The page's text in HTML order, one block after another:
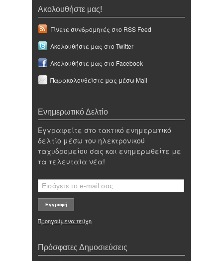
Ακολουθήστε μας!
Γίνετε συνδρομητές στο RSS Feed
Ακολουθήστε μας στο Twitter
Ακολουθήστε μας στο Facebook
Παρακολουθείστε μας μέσω Mail
Ενημερωτικό Δελτίο
Εγγραφείτε στο τακτικό ενημερωτικό
δελτίο μέσω του ηλεκτρονικού
ταχυδρομείου σας και ενημερωθείτε με
τα τελευταία νέα!
Προηγούμενα τεύχη
Πρόσφατες Δημοσιεύσεις